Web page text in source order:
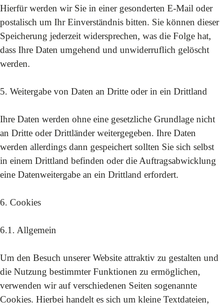
Hierfür werden wir Sie in einer gesonderten E-Mail oder
postalisch um Ihr Einverständnis bitten. Sie können dieser
Speicherung jederzeit widersprechen, was die Folge hat,
dass Ihre Daten umgehend und unwiderruflich gelöscht
werden.
5. Weitergabe von Daten an Dritte oder in ein Drittland
Ihre Daten werden ohne eine gesetzliche Grundlage nicht
an Dritte oder Drittländer weitergegeben. Ihre Daten
werden allerdings dann gespeichert sollten Sie sich selbst
in einem Drittland befinden oder die Auftragsabwicklung
eine Datenweitergabe an ein Drittland erfordert.
6. Cookies
6.1. Allgemein
Um den Besuch unserer Website attraktiv zu gestalten und
die Nutzung bestimmter Funktionen zu ermöglichen,
verwenden wir auf verschiedenen Seiten sogenannte
Cookies. Hierbei handelt es sich um kleine Textdateien,